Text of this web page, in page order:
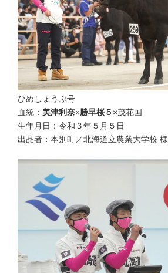
ひめしょうぶ号
血統： 美津利奈×勝早桜５ ×茂花国
生年月日：令和３年５月５日
出品者：本別町／北海道立農業大学校 様